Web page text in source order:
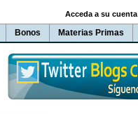
Bonos Materias Primas
Acceda a su cuenta